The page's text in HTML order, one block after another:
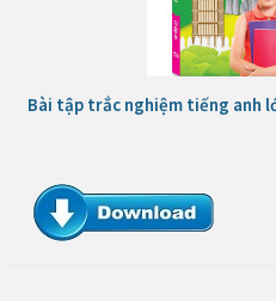
Bài tập trắc nghiệm tiếng anh